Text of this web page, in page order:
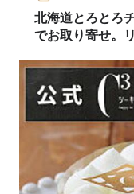
北海道とろとろ
でお取り寄せ。